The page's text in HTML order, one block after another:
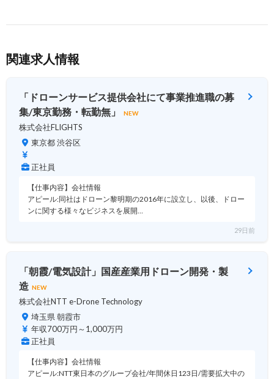
関連求人情報
「ドローンサービス提供会社にて事業推進職の募
集/東京勤務・転勤無」
NEW
株式会社FLIGHTS
東京都 渋谷区
正社員
【仕事内容】会社情報
アピール:同社はドローン黎明期の2016年に設立し、以後、ドロー
ンに関する様々なビジネスを展開…
29日前
「朝霞/電気設計」国産産業用ドローン開発・製
造 NEW
株式会社NTT e-Drone Technology
埼玉県 朝霞市
年収700万円～1,000万円
正社員
【仕事内容】会社情報
アピール:NTT東日本のグループ会社/年間休日123日/需要拡大中の